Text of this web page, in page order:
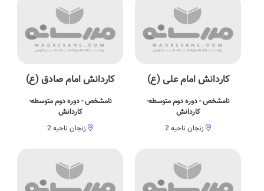
کاردانش امام علی (ع)
نامشخص - دوره دوم متوسطه-
کاردانش
زنجان ناحیه 2
کاردانش امام صادق (ع)
نامشخص - دوره دوم متوسطه-
کاردانش
زنجان ناحیه 2